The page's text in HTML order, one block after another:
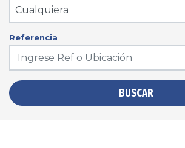
Cualquiera
Referencia
BUSCAR